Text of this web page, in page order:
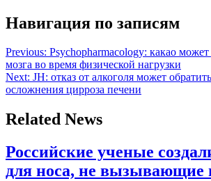
Навигация по записям
Previous: Psychopharmacology: какао
мозга во время физической нагрузки
Next: JH: отказ от алкоголя может
осложнения цирроза печени
Related News
Российские ученые
для носа, не